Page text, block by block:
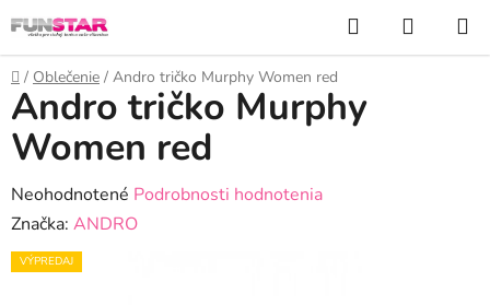
na
obsah
Hľadať
KOŠÍK
Domov
/ Oblečenie / Andro tričko Murphy Women red
Andro tričko Murphy
Women red
Priemerné
hodnotenie
produktu
Neohodnotené Podrobnosti hodnotenia
Značka: ANDRO
VÝPREDAJ